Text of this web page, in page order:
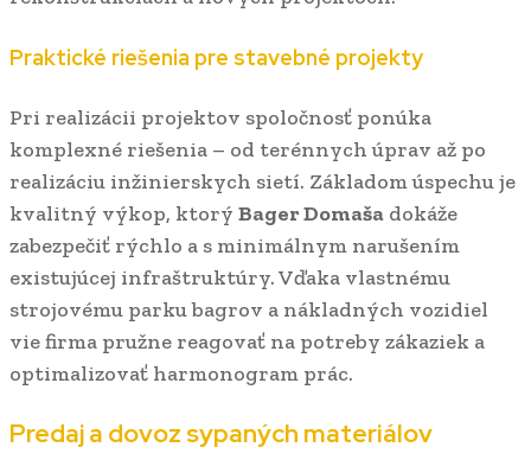
Praktické riešenia pre stavebné projekty
Pri realizácii projektov spoločnosť ponúka
komplexné riešenia – od terénnych úprav až po
realizáciu inžinierskych sietí. Základom úspechu je
kvalitný výkop, ktorý Bager Domaša dokáže
zabezpečiť rýchlo a s minimálnym narušením
existujúcej infraštruktúry. Vďaka vlastnému
strojovému parku bagrov a nákladných vozidiel
vie firma pružne reagovať na potreby zákaziek a
optimalizovať harmonogram prác.
Predaj a dovoz sypaných materiálov